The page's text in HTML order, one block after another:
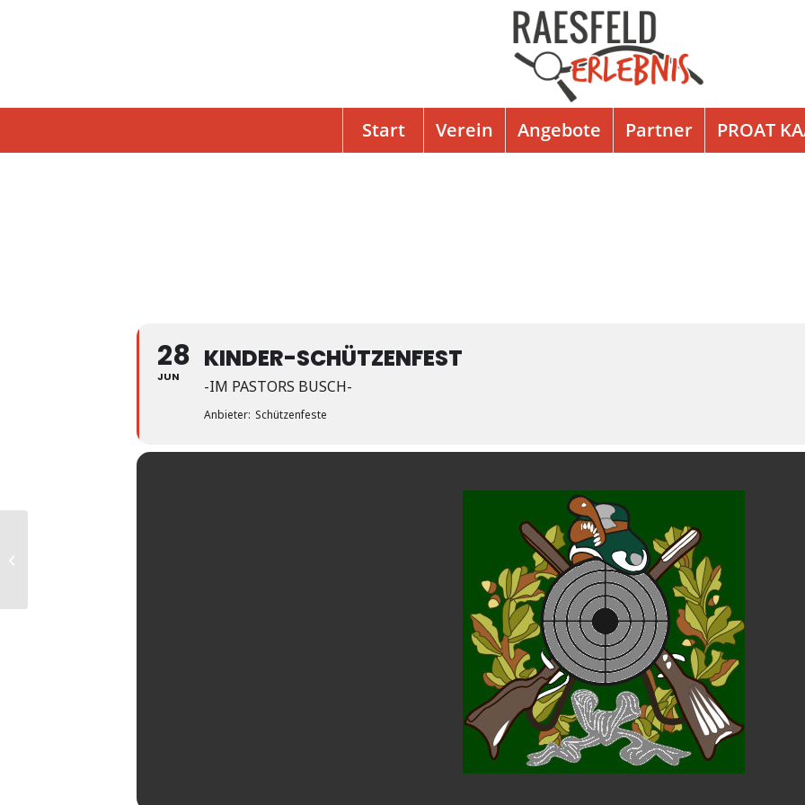
Start Verein Angebote Partner PROAT
28
JUN
KINDER-SCHÜTZENFEST
-IM PASTORS BUSCH-
Anbieter: Schützenfeste